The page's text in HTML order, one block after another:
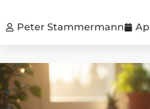
Peter Stammermann